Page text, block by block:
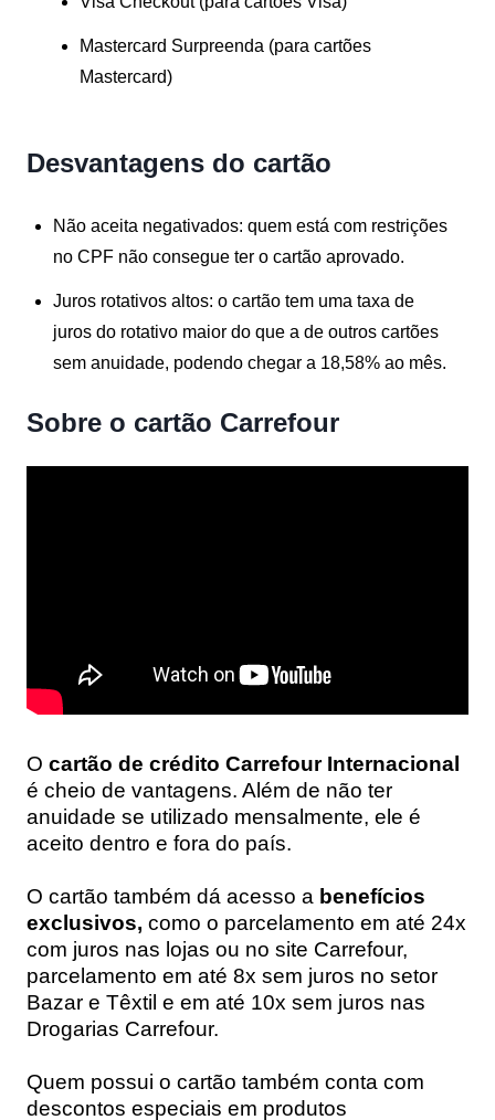
Mastercard Surpreenda (para cartões
Mastercard)
Desvantagens do cartão
Não aceita negativados: quem está com restrições
no CPF não consegue ter o cartão aprovado.
Juros rotativos altos: o cartão tem uma taxa de
juros do rotativo maior do que a de outros cartões
sem anuidade, podendo chegar a 18,58% ao mês.
Sobre o cartão Carrefour
O cartão de crédito Carrefour Internacional
é cheio de vantagens. Além de não ter
anuidade se utilizado mensalmente, ele é
aceito dentro e fora do país.
O cartão também dá acesso a benefícios
exclusivos, como o parcelamento em até 24x
com juros nas lojas ou no site Carrefour,
parcelamento em até 8x sem juros no setor
Bazar e Têxtil e em até 10x sem juros nas
Drogarias Carrefour.
Quem possui o cartão também conta com
descontos especiais em produtos